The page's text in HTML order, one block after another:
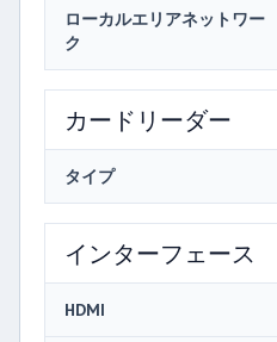
ローカルエリアネットワー
ク
カードリーダー
タイプ
インターフェース
HDMI